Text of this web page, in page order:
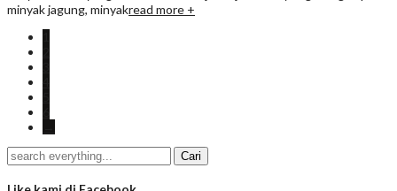
minyak jagung, minyakread more +